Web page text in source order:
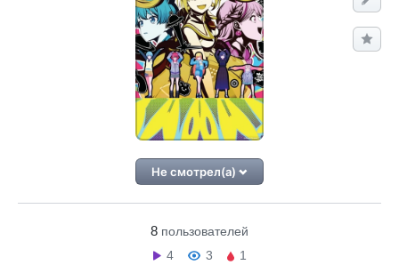
Не смотрел(а)
8 пользователей
4
3 1